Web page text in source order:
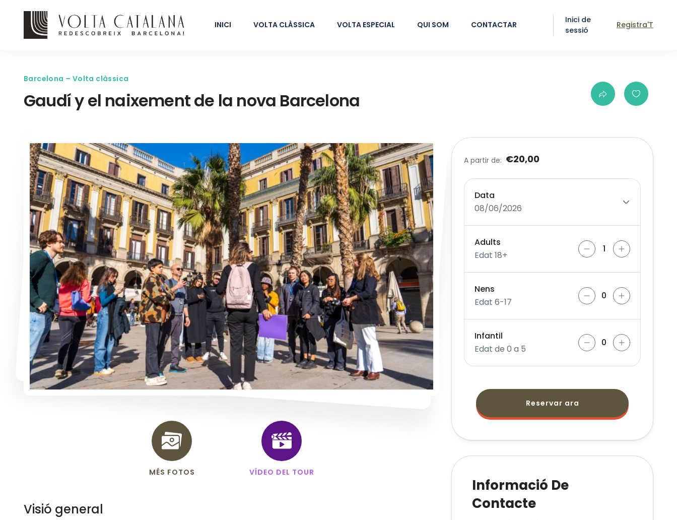
INICI VOLTA CLÀSSICA VOLTA ESPECIAL QUI SOM CONTACTAR
Inici de
sessió
Registra'T
Gaudí y el naixement de la nova Barcelona
Barcelona – Volta clàssica
MÉS FOTOS VÍDEO DEL TOUR
Visió general
A partir de: €20,00
Data
08/06/2026
Adults
Edat 18+
Nens
Edat 6-17
Infantil
Edat de 0 a 5
Reservar ara
Informació De
Contacte